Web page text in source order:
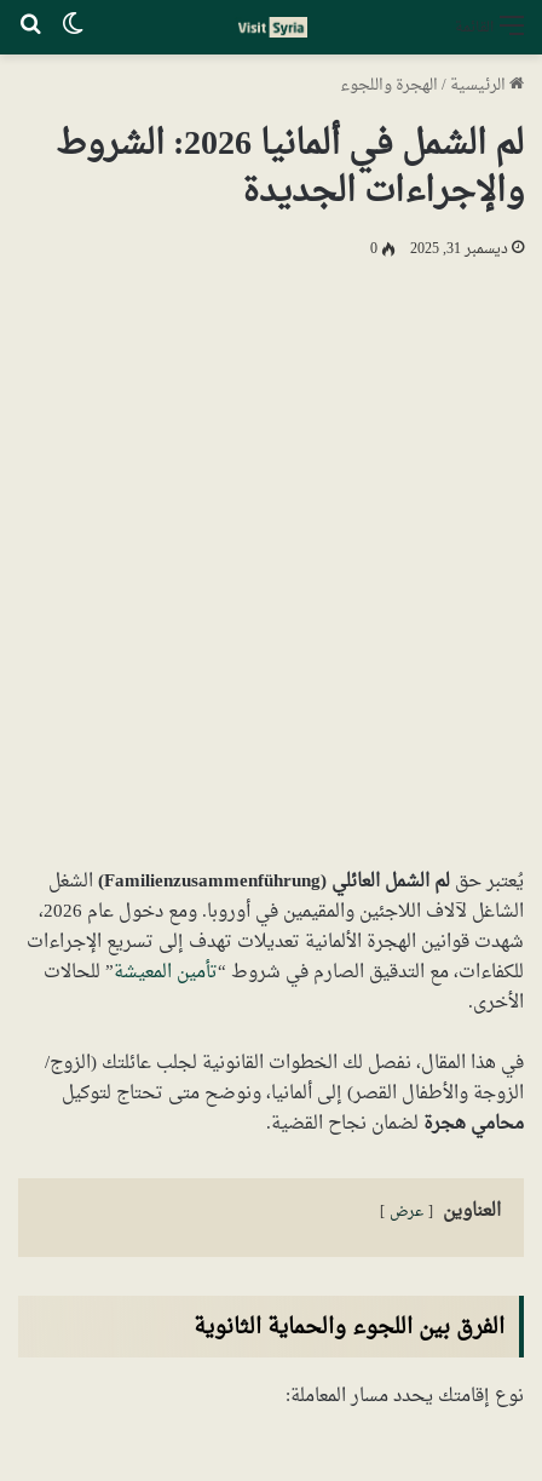
القائمة
الرئيسية/الهجرة واللجوء
لم الشمل في ألمانيا 2026: الشروط
والإجراءات الجديدة
ديسمبر 31, 2025 0
يُعتبر حقلم الشمل العائلي (Familienzusammenführung)
الشغل
الشاغل لآلاف اللاجئين والمقيمين في أوروبا. ومع دخول عام 2026،
شهدت قوانين الهجرة الألمانية تعديلات تهدف إلى تسريع الإجراءات
للكفاءات، مع التدقيق الصارم في شروط “تأمين المعيشة” للحالات
الأخرى.
في هذا المقال، نفصل لك الخطوات القانونية لجلب عائلتك (الزوج/
الزوجة والأطفال القصر) إلى ألمانيا، ونوضح متى تحتاج لتوكيل
محامي هجرة لضمان نجاح القضية.
العناوين عرض
الفرق بين اللجوء والحماية الثانوية
نوع إقامتك يحدد مسار المعاملة: